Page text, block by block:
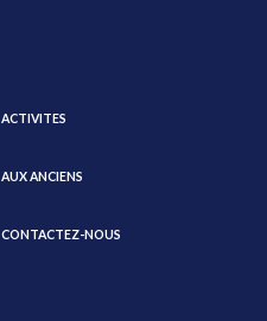
ACTIVITES
AUX ANCIENS
CONTACTEZ-NOUS